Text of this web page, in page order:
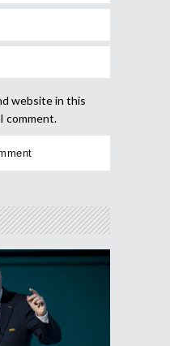
website in this
comment.